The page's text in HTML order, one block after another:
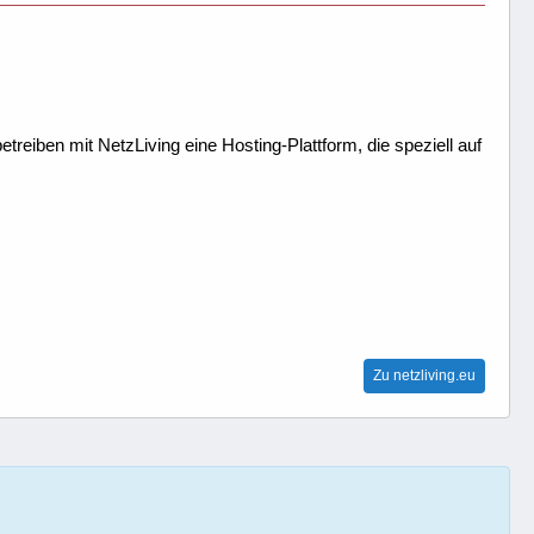
mit NetzLiving eine Hosting-Plattform, die speziell auf
Zu netzliving.eu